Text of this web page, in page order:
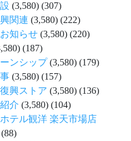
(3,580) (307)
関連 (3,580) (222)
知らせ (3,580) (220)
(187)
ンシップ(3,580) (179)
(3,580) (157)
興ストア (3,580) (136)
介 (3,580) (104)
テル観洋 楽天市場店
(88)